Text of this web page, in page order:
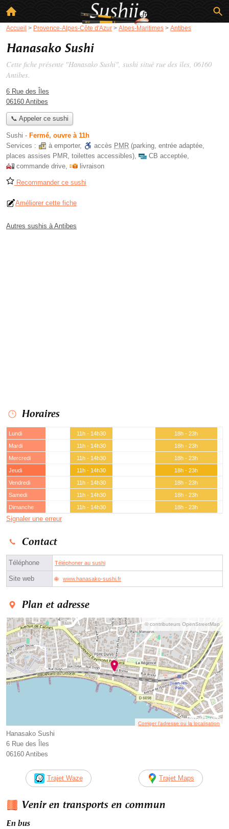
Accueil > Provence-Alpes-Côte d'Azur > Alpes-Maritimes > Antibes
Hanasako Sushi
Cette fiche présente "Hanasako Sushi", sushi situé rue des îles, 06160
Antibes.
6 Rue des Îles
06160 Antibes
📞 Appeler ce sushi
Sushi - Fermé, ouvre à 11h
Services :
à emporter, accès PMR (parking, entrée adaptée,
places assises PMR, toilettes accessibles), CB acceptée,
commande drive, livraison
Recommander ce sushi
Améliorer cette fiche
Autres sushis à Antibes
Horaires
Lundi 11h - 14h30
18h - 23h
Mardi
11h - 14h30
18h - 23h
Mercredi
11h - 14h30
18h - 23h
Jeudi
11h - 14h30
18h - 23h
Vendredi
11h - 14h30
18h - 23h
Samedi
11h - 14h30
18h - 23h
Dimanche
11h - 14h30 18h - 23h
Signaler une erreur
Contact
Téléphone Téléphoner au sushi
Site web www.hanasako-sushi.fr
Plan et adresse
© contributeurs OpenStreetMap
Corriger l’adresse ou la localisation
Hanasako Sushi
6 Rue des Îles
06160 Antibes
Trajet Waze Trajet Maps
Venir en transports en commun
En bus